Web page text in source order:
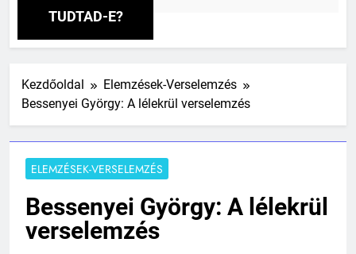
TUDTAD-E?
Kezdőoldal
Elemzések-Verselemzés
Bessenyei György: A lélekrül verselemzés
ELEMZÉSEK-VERSELEMZÉS
Bessenyei György: A lélekrül
verselemzés